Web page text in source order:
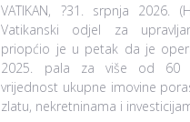
VATIKAN, ?31. srpnja 2026.
Vatikanski odjel za
priopćio je u petak da je
2025. pala za više od 60
vrijednost ukupne imovine
zlatu, nekretninama i